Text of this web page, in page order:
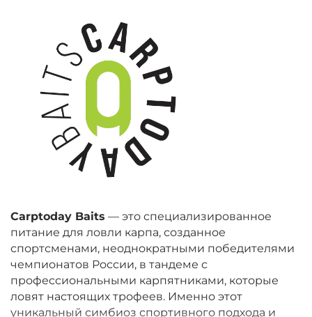
Carptoday Baits — это специализированное
питание для ловли карпа, созданное
спортсменами, неоднократными победителями
чемпионатов России, в тандеме с
профессиональными карпятниками, которые
ловят настоящих трофеев. Именно этот
уникальный симбиоз спортивного подхода и